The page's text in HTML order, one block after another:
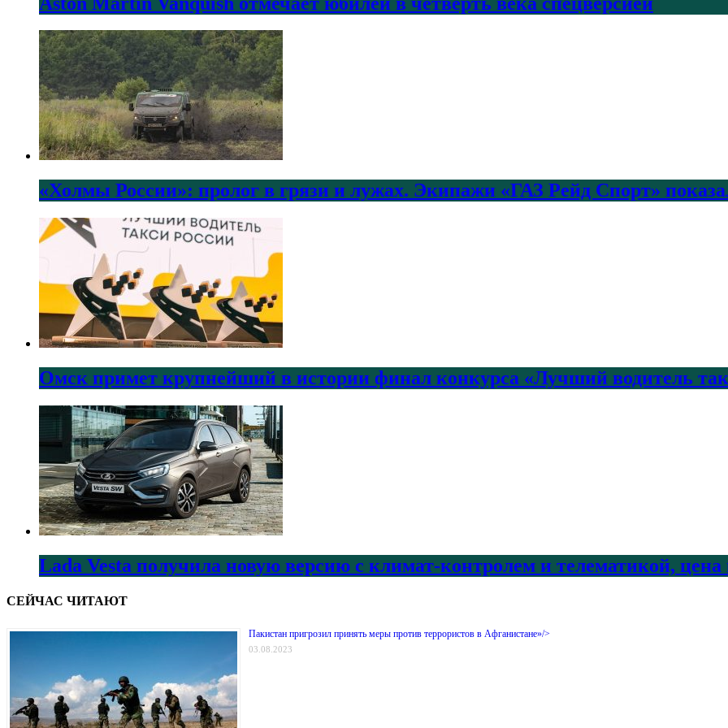
«Холмы России»: пролог в грязи и лужах. Экипажи «ГАЗ Рейд Спорт»
Омск примет крупнейший в истории финал конкурса «Лучший водитель
Lada Vesta получила новую версию с климат-контролем и телематикой, цена
СЕЙЧАС ЧИТАЮТ
Пакистан пригрозил принять меры против террористов в Афганистане»/>
03.08.2023